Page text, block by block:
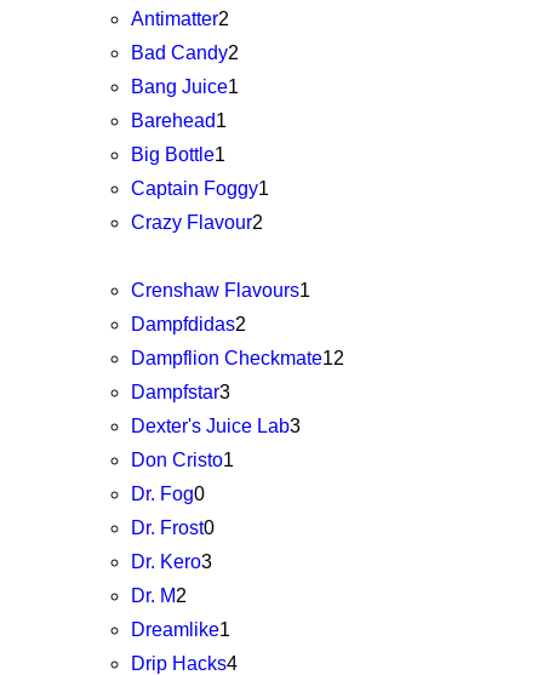
Antimatter2
Bad Candy2
Bang Juice1
Barehead1
Big Bottle1
Captain Foggy1
Crazy Flavour2
Crenshaw Flavours1
Dampfdidas2
Dampflion Checkmate12
Dampfstar3
Dexter's Juice Lab3
Don Cristo1
Dr. Fog0
Dr. Frost0
Dr. Kero3
Dr. M2
Dreamlike1
Drip Hacks4